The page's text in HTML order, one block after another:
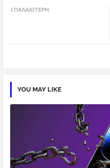
ΠΑΛΑΙΌΤΕΡΗ
YOU MAY LIKE